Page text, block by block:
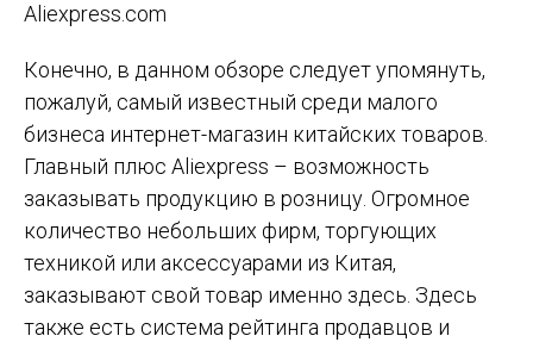
Aliexpress.com
Конечно, в данном обзоре следует упомянуть,
пожалуй, самый известный среди малого
бизнеса интернет-магазин китайских товаров.
Главный плюс Aliexpress – возможность
заказывать продукцию в розницу. Огромное
количество небольших фирм, торгующих
техникой или аксессуарами из Китая,
заказывают свой товар именно здесь. Здесь
также есть система рейтинга продавцов и